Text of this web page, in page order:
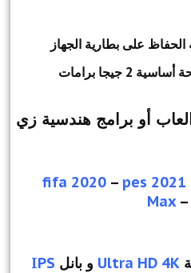
الحفاظ على بطارية الجهاز
بمساحة أساسية 2 جيجا برامات
أو برامج هندسية زي
fifa 2020 – pes 2021
Max –
Ultra HD 4K و بانل IPS